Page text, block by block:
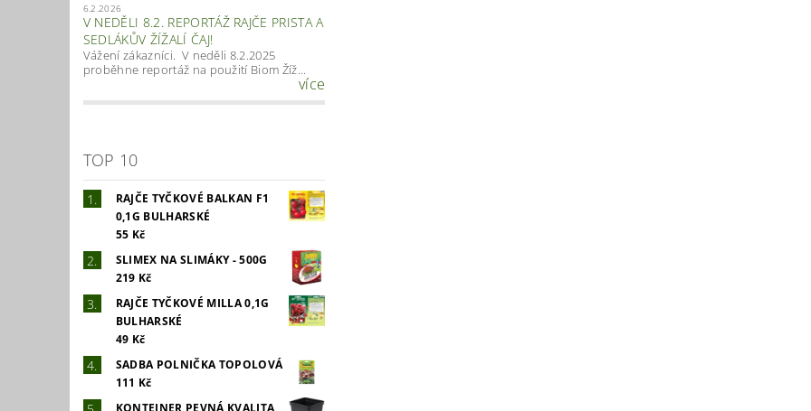
6.2.2026
V NEDĚLI 8.2. REPORTÁŽ RAJČE PRISTA A
SEDLÁKŮV ŽÍŽALÍ ČAJ!
Vážení zákazníci. V neděli 8.2.2025
proběhne reportáž na použití Biom Žíž...
více
TOP 10
RAJČE TYČKOVÉ BALKAN F1
0,1G BULHARSKÉ
55 Kč
SLIMEX NA SLIMÁKY - 500G
219 Kč
RAJČE TYČKOVÉ MILLA 0,1G
BULHARSKÉ
49 Kč
SADBA POLNIČKA TOPOLOVÁ
111 Kč
KONTEJNER PEVNÁ KVALITA